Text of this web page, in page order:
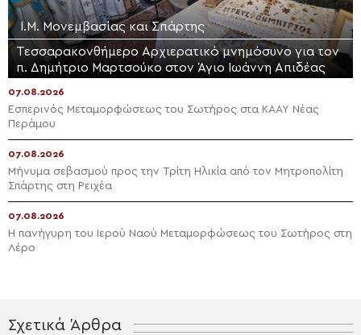
Ι.Μ. Μονεμβασίας και Σπάρτης
Τεσσαρακονθήμερο Αρχιερατικό μνημόσυνο για τον
π. Δημήτριο Μαρτσούκο στον Άγιο Ιωάννη Απιδέας
07.08.2026
Εσπερινός Μεταμορφώσεως του Σωτήρος στα ΚΑΑΥ Νέας
Περάμου
07.08.2026
Μήνυμα σεβασμού προς την Τρίτη Ηλικία από τον Μητροπολίτη
Σπάρτης στη Ρειχέα
07.08.2026
Η πανήγυρη του Ιερού Ναού Μεταμορφώσεως του Σωτήρος στη
Λέρο
Σχετικά Άρθρα